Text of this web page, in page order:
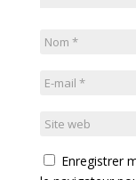
Enregistrer